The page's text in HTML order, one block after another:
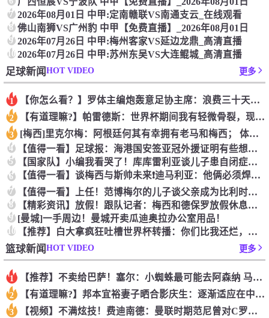
7 2026年08月01日 中甲:定南赣联VS南通支云_在线观看
8 佛山南狮VS广州豹 中甲【免费直播】_2026年08月01日
9 2026年07月26日 中甲:梅州客家VS延边龙鼎_高清直播
102026年07月26日 中甲:苏州东吴VS大连鲲城_高清直播
足球新闻HOT VIDEO 更多
1 【你怎么看？】罗体主编炮轰意足协主席：浪费三十天结果选个自己
2 【有道理嘛?】帕雷德斯：世界杯期间我有轻微骨裂，现在好多了！
3 [梅西]里克尔梅：阿根廷何其有幸拥有老马和梅西； 体力充沛决
4 【值得一看】足球报：海港国安签亚冠外援证明有些想法 海外回流
5 【国家队】小编我看哭了！库库雷利亚谈儿子患自闭症，令人动容
6 【值得一看】谈梅西与斯帅未来❗️迪马利亚：他俩必须焊死，天花
7 【值得一看】上任！范博梅尔的儿子谈父亲成为比利时国家队主教练
8 【精彩资讯】放假！跟队记者：梅西和德保罗放假休息，缺席明日对
9 [曼城]一手周边！曼城开卖瓜迪奥拉办公室用品！
10 【推荐】白大拿疯狂吐槽世界杯转播：你们比我还烂，我甘拜下风！
篮球新闻HOT VIDEO 更多
1 【推荐】不卖给巴萨！塞尔：小蜘蛛最可能去阿森纳 马竞能得到约
2 【有道理嘛?】邦本宜裕妻子晒合影庆生：逐渐适应在中国的生活，
3 【视频】不满炫技！费迪南德：曼联时期范尼曾对C罗说“你就该去